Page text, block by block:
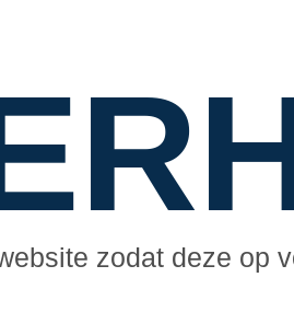
zodat deze op